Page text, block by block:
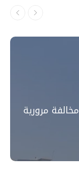
"الداخلية" تضبط 114 ألفا و 584 مخالفة مرورية